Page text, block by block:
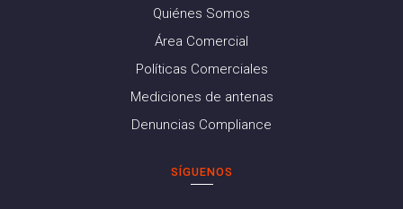
Quiénes Somos
Área Comercial
Políticas Comerciales
Mediciones de antenas
Denuncias Compliance
SÍGUENOS